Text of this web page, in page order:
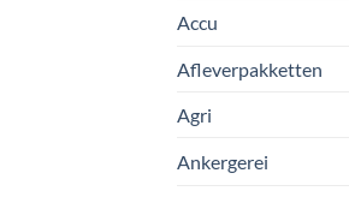
Accu
Afleverpakketten
Agri
Ankergerei